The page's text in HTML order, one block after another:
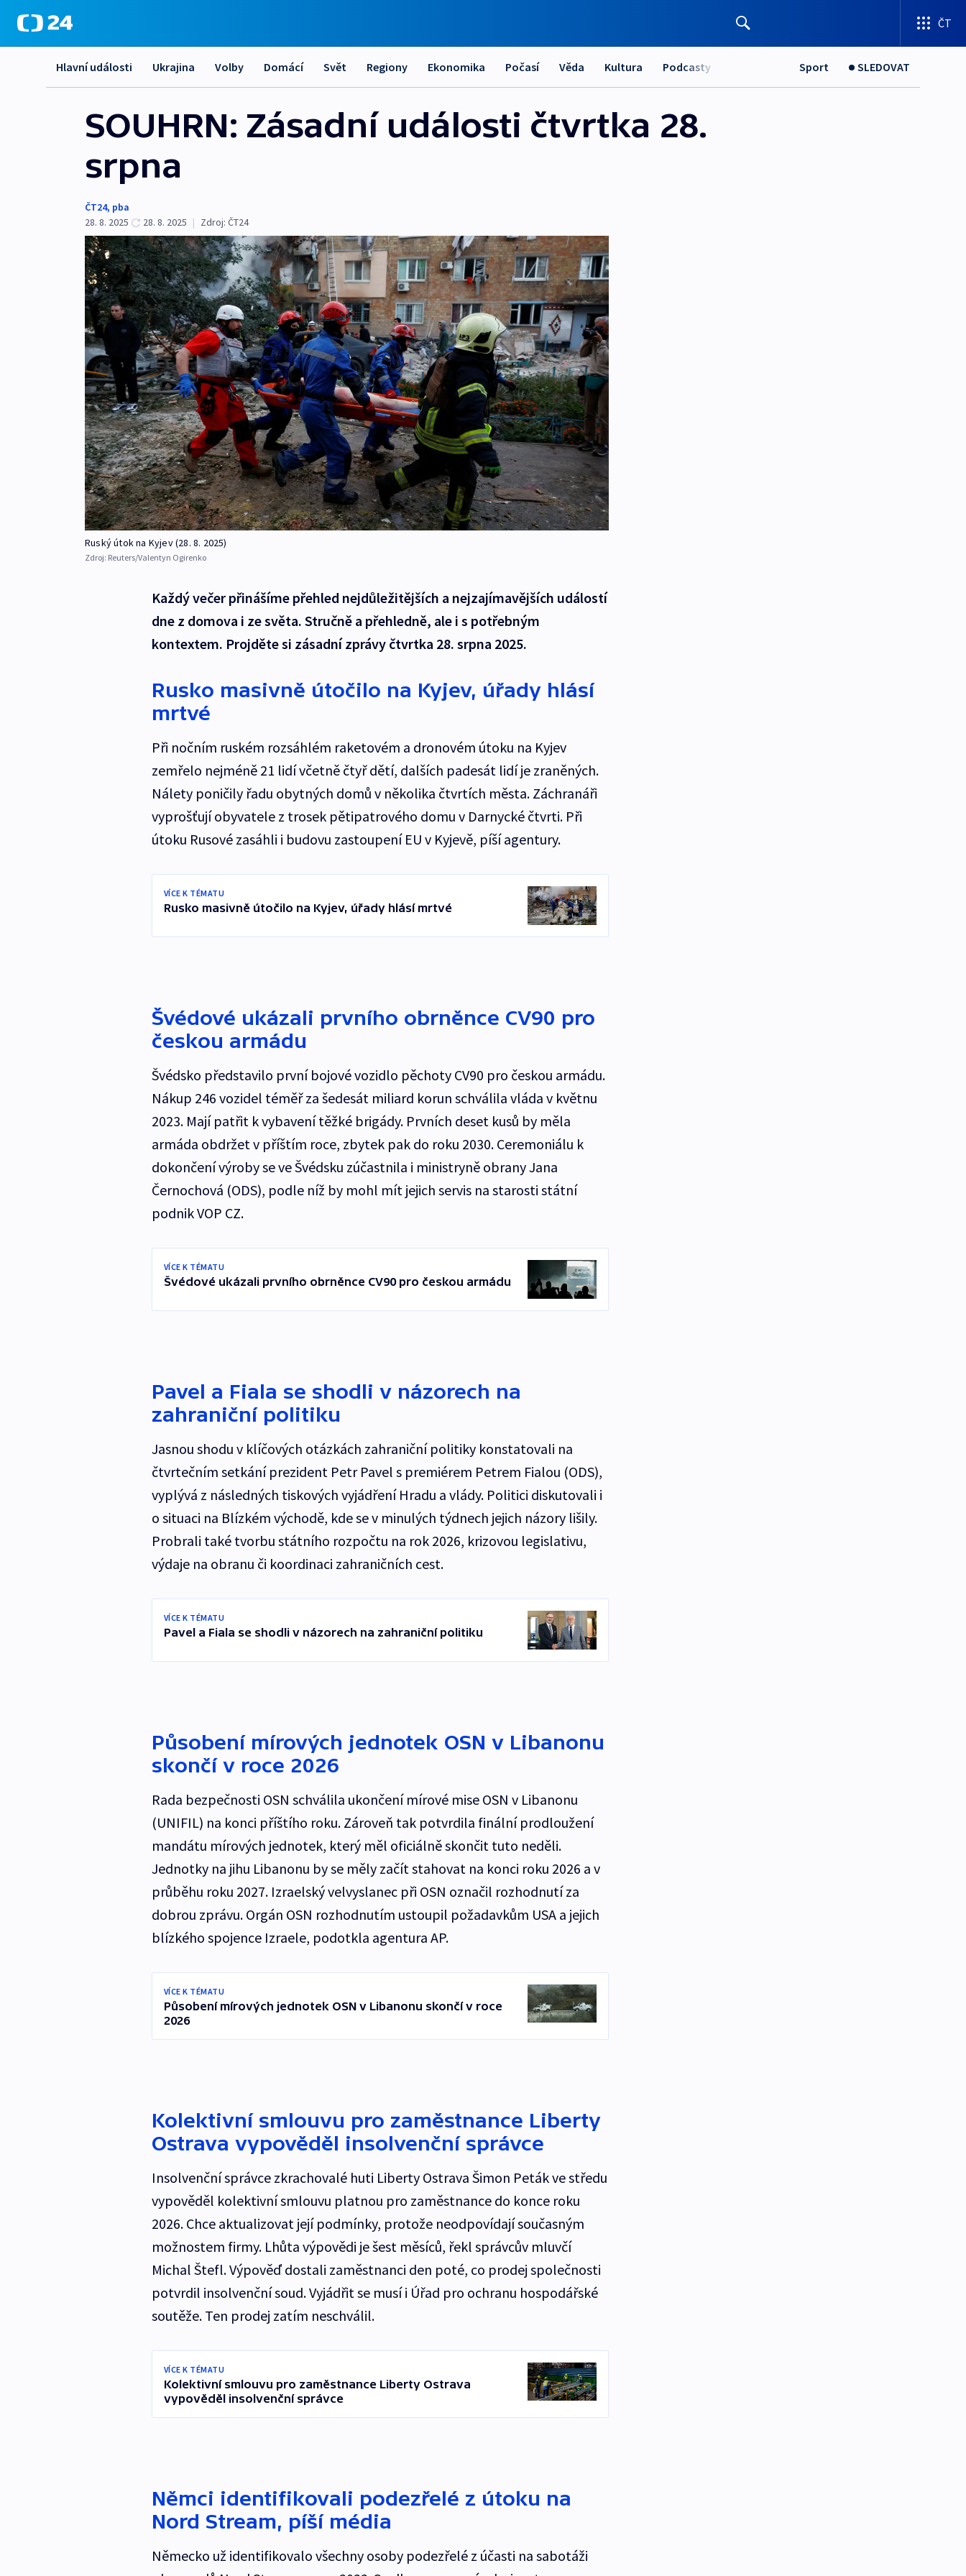
ČT
Hlavní události Ukrajina Volby Domácí Svět Regiony Ekonomika Počasí Věda Kultura Podcasty Sport SLEDOVAT
SOUHRN: Zásadní události čtvrtka 28.
srpna
ČT24, pba
28. 8. 2025
28. 8. 2025 | Zdroj: ČT24
Ruský útok na Kyjev (28. 8. 2025)
Zdroj: Reuters/Valentyn Ogirenko
Každý večer přinášíme přehled nejdůležitějších a nejzajímavějších událostí
dne z domova i ze světa. Stručně a přehledně, ale i s potřebným
kontextem. Projděte si zásadní zprávy čtvrtka 28. srpna 2025.
Rusko masivně útočilo na Kyjev, úřady hlásí
mrtvé
Při nočním ruském rozsáhlém raketovém a dronovém útoku na Kyjev
zemřelo nejméně 21 lidí včetně čtyř dětí, dalších padesát lidí je zraněných.
Nálety poničily řadu obytných domů v několika čtvrtích města. Záchranáři
vyprošťují obyvatele z trosek pětipatrového domu v Darnycké čtvrti. Při
útoku Rusové zasáhli i budovu zastoupení EU v Kyjevě, píší agentury.
VÍCE K TÉMATU
Rusko masivně útočilo na Kyjev, úřady hlásí mrtvé
Švédové ukázali prvního obrněnce CV90 pro
českou armádu
Švédsko představilo první bojové vozidlo pěchoty CV90 pro českou armádu.
Nákup 246 vozidel téměř za šedesát miliard korun schválila vláda v květnu
2023. Mají patřit k vybavení těžké brigády. Prvních deset kusů by měla
armáda obdržet v příštím roce, zbytek pak do roku 2030. Ceremoniálu k
dokončení výroby se ve Švédsku zúčastnila i ministryně obrany Jana
Černochová (ODS), podle níž by mohl mít jejich servis na starosti státní
podnik VOP CZ.
VÍCE K TÉMATU
Švédové ukázali prvního obrněnce CV90 pro českou armádu
Pavel a Fiala se shodli v názorech na
zahraniční politiku
Jasnou shodu v klíčových otázkách zahraniční politiky konstatovali na
čtvrtečním setkání prezident Petr Pavel s premiérem Petrem Fialou (ODS),
vyplývá z následných tiskových vyjádření Hradu a vlády. Politici diskutovali i
o situaci na Blízkém východě, kde se v minulých týdnech jejich názory lišily.
Probrali také tvorbu státního rozpočtu na rok 2026, krizovou legislativu,
výdaje na obranu či koordinaci zahraničních cest.
VÍCE K TÉMATU
Pavel a Fiala se shodli v názorech na zahraniční politiku
Působení mírových jednotek OSN v Libanonu
skončí v roce 2026
Rada bezpečnosti OSN schválila ukončení mírové mise OSN v Libanonu
(UNIFIL) na konci příštího roku. Zároveň tak potvrdila finální prodloužení
mandátu mírových jednotek, který měl oficiálně skončit tuto neděli.
Jednotky na jihu Libanonu by se měly začít stahovat na konci roku 2026 a v
průběhu roku 2027. Izraelský velvyslanec při OSN označil rozhodnutí za
dobrou zprávu. Orgán OSN rozhodnutím ustoupil požadavkům USA a jejich
blízkého spojence Izraele, podotkla agentura AP.
VÍCE K TÉMATU
Působení mírových jednotek OSN v Libanonu skončí v roce
2026
Kolektivní smlouvu pro zaměstnance Liberty
Ostrava vypověděl insolvenční správce
Insolvenční správce zkrachovalé huti Liberty Ostrava Šimon Peták ve středu
vypověděl kolektivní smlouvu platnou pro zaměstnance do konce roku
2026. Chce aktualizovat její podmínky, protože neodpovídají současným
možnostem firmy. Lhůta výpovědi je šest měsíců, řekl správcův mluvčí
Michal Štefl. Výpověď dostali zaměstnanci den poté, co prodej společnosti
potvrdil insolvenční soud. Vyjádřit se musí i Úřad pro ochranu hospodářské
soutěže. Ten prodej zatím neschválil.
VÍCE K TÉMATU
Kolektivní smlouvu pro zaměstnance Liberty Ostrava
vypověděl insolvenční správce
Němci identifikovali podezřelé z útoku na
Nord Stream, píší média
Německo už identifikovalo všechny osoby podezřelé z účasti na sabotáži